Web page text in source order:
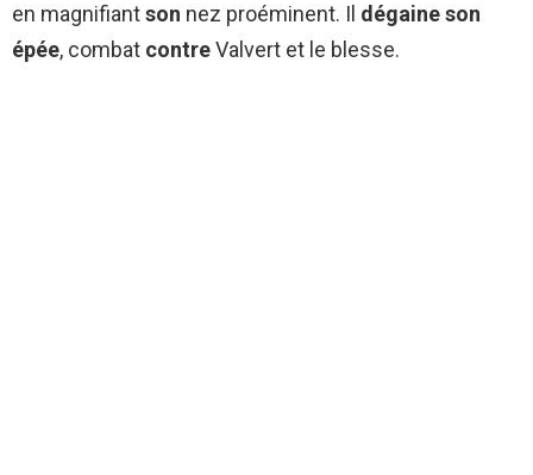
en magnifiantson nez proéminent. Il dégaine son
épée, combat contreValvert et le blesse.